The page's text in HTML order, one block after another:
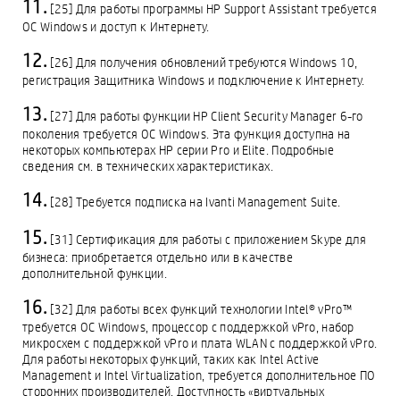
[25] Для работы программы HP Support Assistant требуется
ОС Windows и доступ к Интернету.
[26] Для получения обновлений требуются Windows 10,
регистрация Защитника Windows и подключение к Интернету.
[27] Для работы функции HP Client Security Manager 6-го
поколения требуется ОС Windows. Эта функция доступна на
некоторых компьютерах HP серии Pro и Elite. Подробные
сведения см. в технических характеристиках.
[28] Требуется подписка на Ivanti Management Suite.
[31] Сертификация для работы с приложением Skype для
бизнеса: приобретается отдельно или в качестве
дополнительной функции.
[32] Для работы всех функций технологии Intel® vPro™
требуется ОС Windows, процессор с поддержкой vPro, набор
микросхем с поддержкой vPro и плата WLAN с поддержкой vPro.
Для работы некоторых функций, таких как Intel Active
Management и Intel Virtualization, требуется дополнительное ПО
сторонних производителей. Доступность «виртуальных